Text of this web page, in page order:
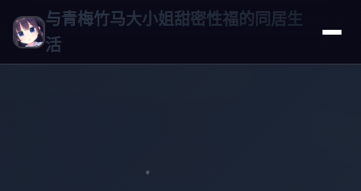
与青梅竹马大小姐甜密性福的同居生
活